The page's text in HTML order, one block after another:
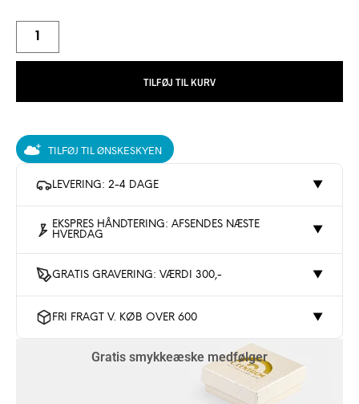
TILFØJ TIL KURV
TILFØJ TIL ØNSKESKYEN
LEVERING: 2-4 DAGE ▼
EKSPRES HÅNDTERING: AFSENDES NÆSTE
HVERDAG
▼
GRATIS GRAVERING: VÆRDI 300,- ▼
FRI FRAGT V. KØB OVER 600 ▼
Gratis smykkeæske medfølger